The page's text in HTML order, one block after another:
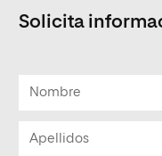
Solicita